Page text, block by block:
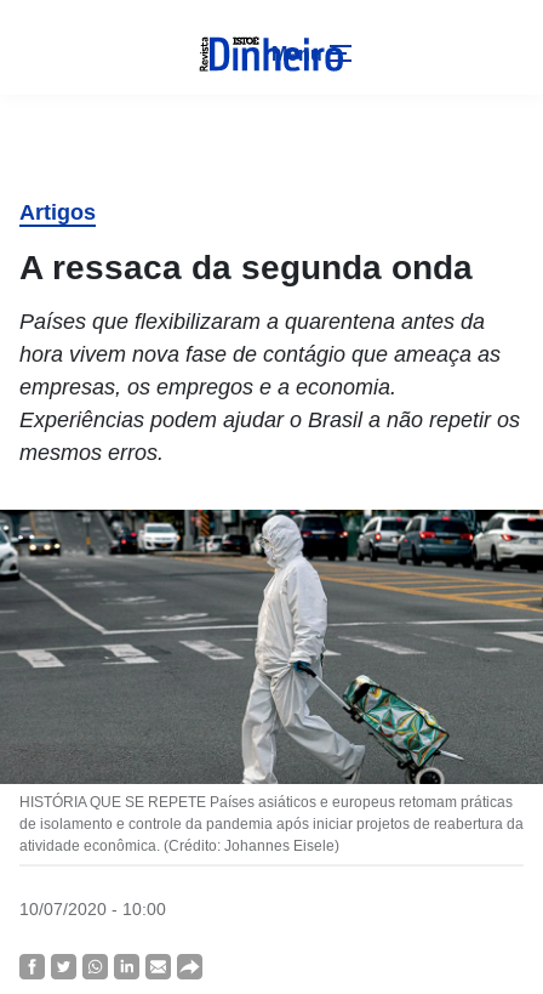
Menu
Artigos
A ressaca da segunda onda
Países que flexibilizaram a quarentena antes da
hora vivem nova fase de contágio que ameaça as
empresas, os empregos e a economia.
Experiências podem ajudar o Brasil a não repetir os
mesmos erros.
HISTÓRIA QUE SE REPETE Países asiáticos e europeus retomam práticas
de isolamento e controle da pandemia após iniciar projetos de reabertura da
atividade econômica. (Crédito: Johannes Eisele)
10/07/2020 - 10:00